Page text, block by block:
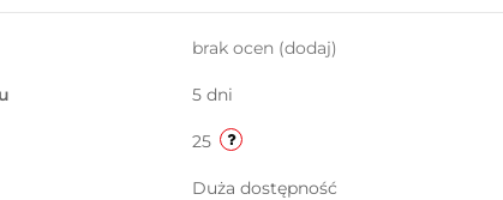
brak ocen (dodaj)
5 dni
25
Duża dostępność